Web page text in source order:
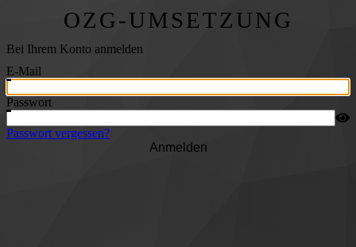
OZG-UMSETZUNG
Bei Ihrem Konto anmelden
E-Mail
Passwort
Passwort vergessen?
Anmelden